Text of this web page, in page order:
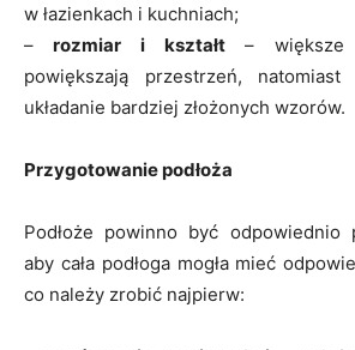
w łazienkach i kuchniach;
– rozmiar i kształt– większe
powiększają przestrzeń, natomiast
układanie bardziej złożonych wzorów.
Przygotowanie podłoża
Podłoże powinno być odpowiednio
aby cała podłoga mogła mieć
co należy zrobić najpierw: